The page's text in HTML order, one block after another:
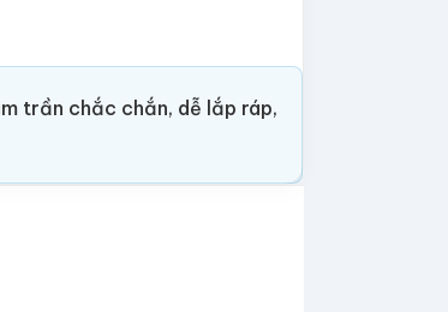
trần chắc chắn, dễ lắp ráp,